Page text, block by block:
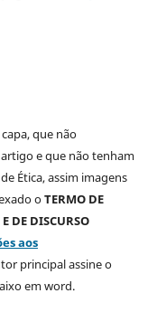
que não
e que não tenham
Ética, assim imagens
oTERMO DE
DE DISCURSO
aos
principal assine o
em word.